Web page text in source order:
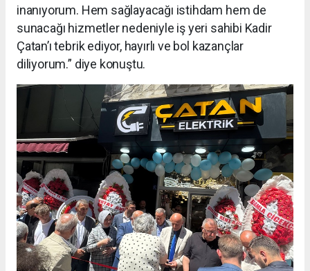
inanıyorum. Hem sağlayacağı istihdam hem de
sunacağı hizmetler nedeniyle iş yeri sahibi Kadir
Çatan’ı tebrik ediyor, hayırlı ve bol kazançlar
diliyorum.” diye konuştu.